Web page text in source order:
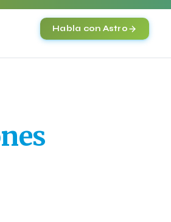
Habla con Astro
Inteligente
IA